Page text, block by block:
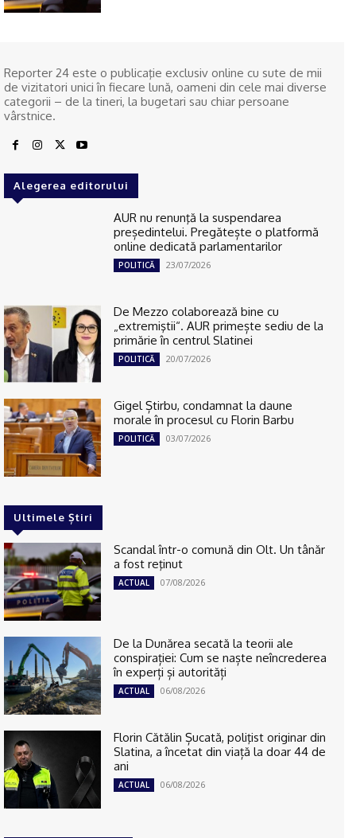
Reporter 24 este o publicaţie exclusiv online cu sute de mii
de vizitatori unici în fiecare lună, oameni din cele mai diverse
categorii – de la tineri, la bugetari sau chiar persoane
vârstnice.
Alegerea editorului
AUR nu renunţă la suspendarea
președintelui. Pregătește o platformă
online dedicată parlamentarilor
POLITICĂ 23/07/2026
De Mezzo colaborează bine cu
„extremiştii“. AUR primește sediu de la
primărie în centrul Slatinei
POLITICĂ 20/07/2026
Gigel Știrbu, condamnat la daune
morale în procesul cu Florin Barbu
POLITICĂ 03/07/2026
Ultimele Știri
Scandal într-o comună din Olt. Un tânăr
a fost reţinut
ACTUAL 07/08/2026
De la Dunărea secată la teorii ale
conspirației: Cum se naște neîncrederea
în experți și autorități
ACTUAL 06/08/2026
Florin Cătălin Șucată, poliţist originar din
Slatina, a încetat din viață la doar 44 de
ani
ACTUAL 06/08/2026